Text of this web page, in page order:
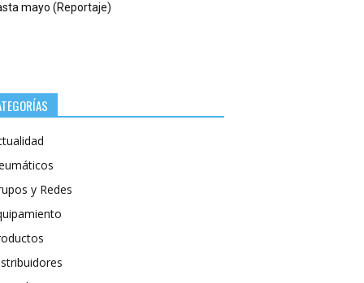
mayo (Reportaje)
y Redes